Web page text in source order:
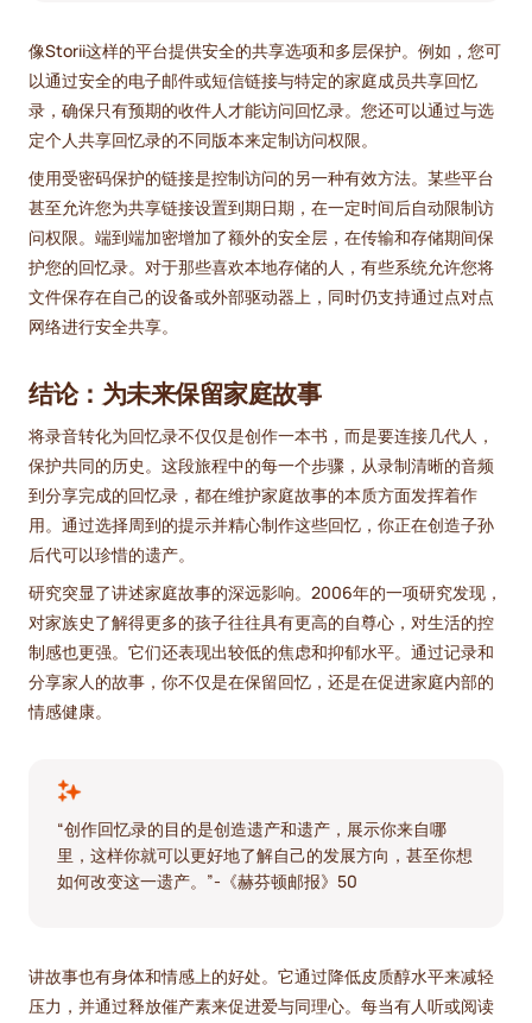
像Storii这样的平台提供安全的共享选项和多层保护。例如，您可
以通过安全的电子邮件或短信链接与特定的家庭成员共享回忆
录，确保只有预期的收件人才能访问回忆录。您还可以通过与选
定个人共享回忆录的不同版本来定制访问权限。
使用受密码保护的链接是控制访问的另一种有效方法。某些平台
甚至允许您为共享链接设置到期日期，在一定时间后自动限制访
问权限。端到端加密增加了额外的安全层，在传输和存储期间保
护您的回忆录。对于那些喜欢本地存储的人，有些系统允许您将
文件保存在自己的设备或外部驱动器上，同时仍支持通过点对点
网络进行安全共享。
结论：为未来保留家庭故事
将录音转化为回忆录不仅仅是创作一本书，而是要连接几代人，
保护共同的历史。这段旅程中的每一个步骤，从录制清晰的音频
到分享完成的回忆录，都在维护家庭故事的本质方面发挥着作
用。通过选择周到的提示并精心制作这些回忆，你正在创造子孙
后代可以珍惜的遗产。
研究突显了讲述家庭故事的深远影响。2006年的一项研究发现，
对家族史了解得更多的孩子往往具有更高的自尊心，对生活的控
制感也更强。它们还表现出较低的焦虑和抑郁水平。通过记录和
分享家人的故事，你不仅是在保留回忆，还是在促进家庭内部的
情感健康。
“创作回忆录的目的是创造遗产和遗产，展示你来自哪
里，这样你就可以更好地了解自己的发展方向，甚至你想
如何改变这一遗产。”-《赫芬顿邮报》50
讲故事也有身体和情感上的好处。它通过降低皮质醇水平来减轻
压力，并通过释放催产素来促进爱与同理心。每当有人听或阅读